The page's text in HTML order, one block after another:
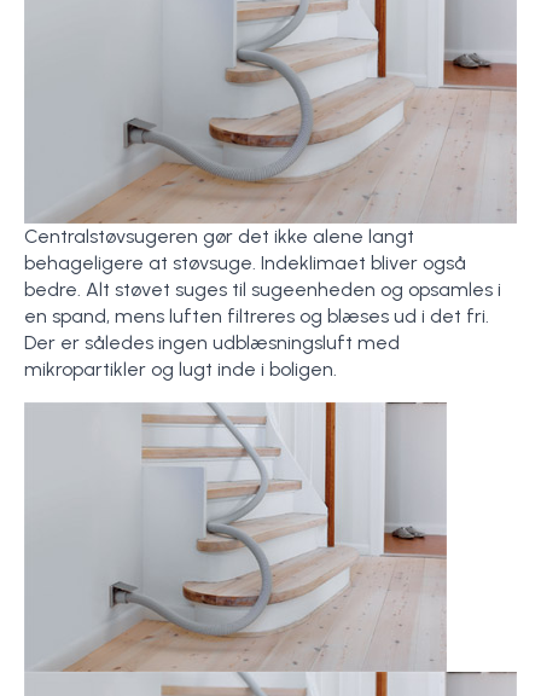
Centralstøvsugeren gør det ikke alene langt
behageligere at støvsuge. Indeklimaet bliver også
bedre. Alt støvet suges til sugeenheden og opsamles i
en spand, mens luften filtreres og blæses ud i det fri.
Der er således ingen udblæsningsluft med
mikropartikler og lugt inde i boligen.